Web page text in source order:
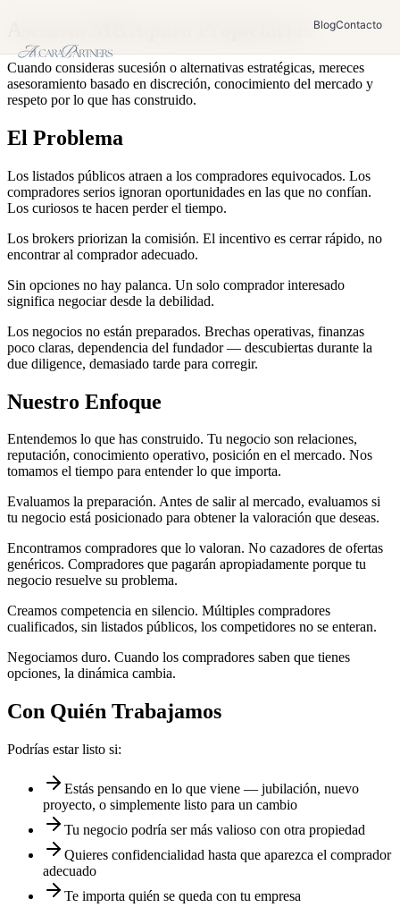
BlogContacto
Cuando consideras sucesión o alternativas estratégicas, mereces
asesoramiento basado en discreción, conocimiento del mercado y
respeto por lo que has construido.
El Problema
Los listados públicos atraen a los compradores equivocados. Los
compradores serios ignoran oportunidades en las que no confían.
Los curiosos te hacen perder el tiempo.
Los brokers priorizan la comisión. El incentivo es cerrar rápido, no
encontrar al comprador adecuado.
Sin opciones no hay palanca. Un solo comprador interesado
significa negociar desde la debilidad.
Los negocios no están preparados. Brechas operativas, finanzas
poco claras, dependencia del fundador — descubiertas durante la
due diligence, demasiado tarde para corregir.
Nuestro Enfoque
Entendemos lo que has construido. Tu negocio son relaciones,
reputación, conocimiento operativo, posición en el mercado. Nos
tomamos el tiempo para entender lo que importa.
Evaluamos la preparación. Antes de salir al mercado, evaluamos si
tu negocio está posicionado para obtener la valoración que deseas.
Encontramos compradores que lo valoran. No cazadores de ofertas
genéricos. Compradores que pagarán apropiadamente porque tu
negocio resuelve su problema.
Creamos competencia en silencio. Múltiples compradores
cualificados, sin listados públicos, los competidores no se enteran.
Negociamos duro. Cuando los compradores saben que tienes
opciones, la dinámica cambia.
Con Quién Trabajamos
Podrías estar listo si:
Estás pensando en lo que viene — jubilación, nuevo
proyecto, o simplemente listo para un cambio
Tu negocio podría ser más valioso con otra propiedad
Quieres confidencialidad hasta que aparezca el comprador
adecuado
Te importa quién se queda con tu empresa